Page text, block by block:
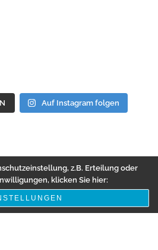
Auf Instagram folgen
z.B. Erteilung oder
klicken Sie hier: